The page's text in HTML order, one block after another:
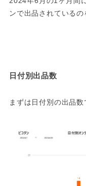
ンで出品されているの
日付別出品数
まずは日付別の出品数